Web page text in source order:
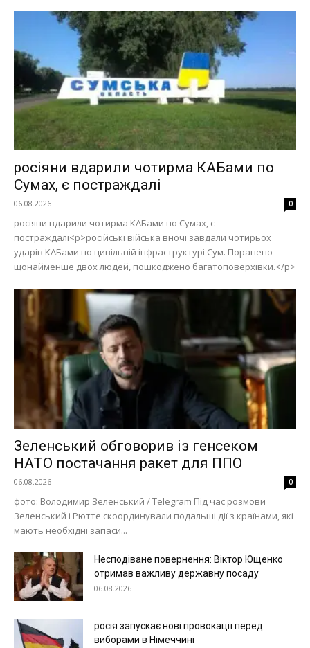
Меню
Київ
Україна
Політика
Технології
Війна
росіяни вдарили чотирма КАБами по
Сумах, є постраждалі
06.08.2026 0
росіяни вдарили чотирма КАБами по Сумах, є
постраждалі<p>російські війська вночі завдали чотирьох
ударів КАБами по цивільній інфраструктурі Сум. Поранено
щонайменше двох людей, пошкоджено багатоповерхівки.</p>
Зеленський обговорив із генсеком
НАТО постачання ракет для ППО
06.08.2026 0
фото: Володимир Зеленський / Telegram Під час розмови
Зеленський і Рютте скоординували подальші дії з країнами, які
мають необхідні запаси...
Несподіване повернення: Віктор Ющенко
отримав важливу державну посаду
06.08.2026
росія запускає нові провокації перед
виборами в Німеччині